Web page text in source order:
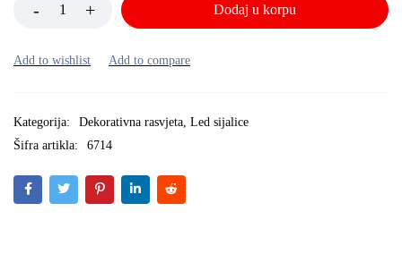
Dodaj u korpu
Kategorija: Dekorativna rasvjeta Led sijalice
Šifra artikla:
6714